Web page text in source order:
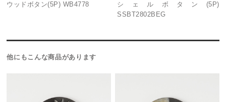
ウッドボタン(5P) WB4778
シェルボタン(5P)
SSBT2802BEG
他にもこんな商品があります